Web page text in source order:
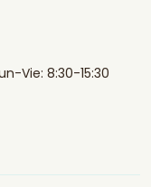
Vie: 8:30-15:30